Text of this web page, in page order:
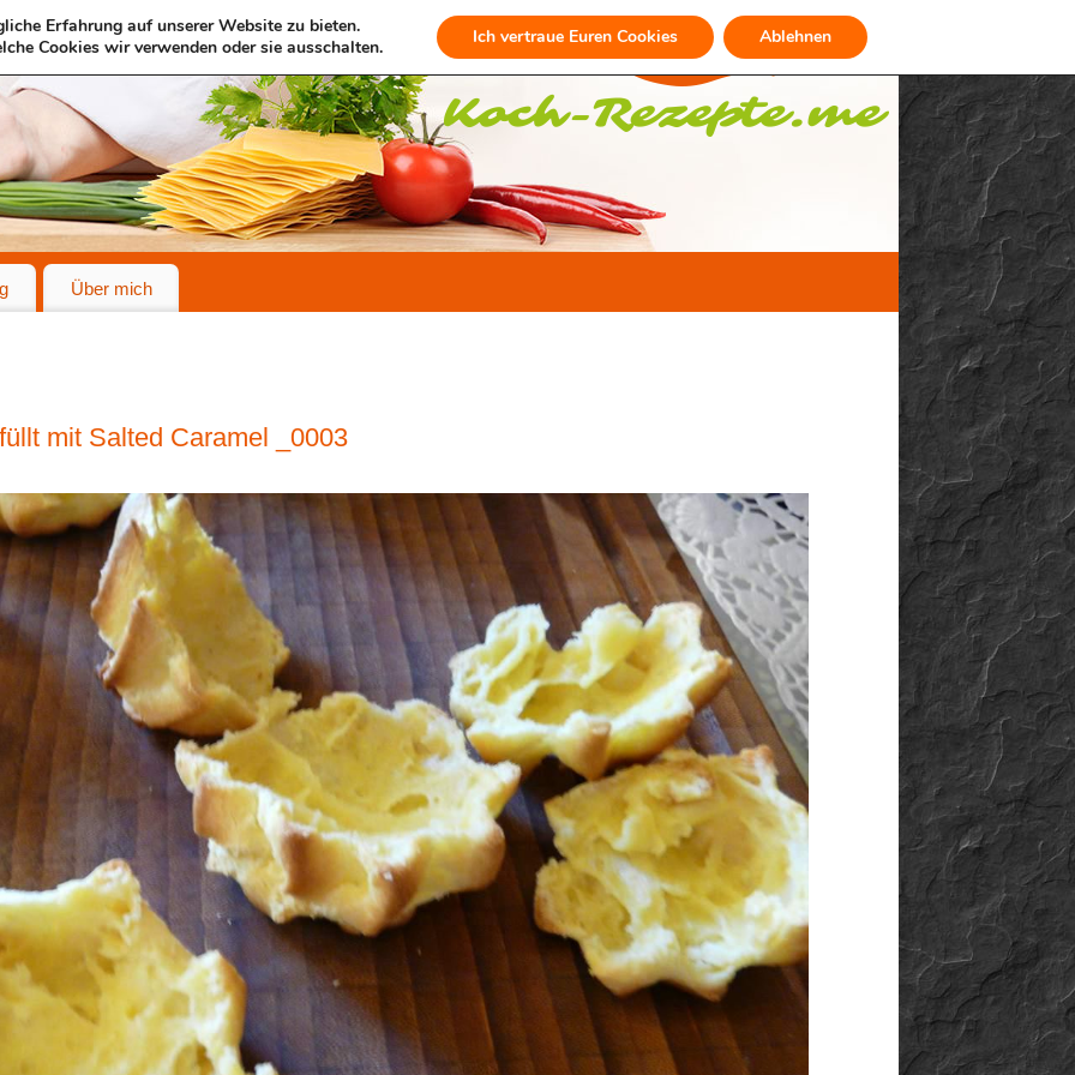
Über mich
mit Salted Caramel _0003
Erfahrung auf unserer Website zu bieten.
Cookies wir verwenden oder sie ausschalten.
Ich vertraue Euren Cookies Ablehnen